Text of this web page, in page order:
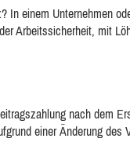
In einem Unternehmen
Arbeitssicherheit, mit
nach dem
einer Änderung des